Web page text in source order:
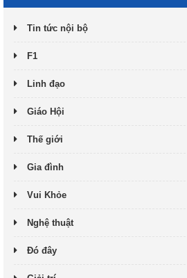
Tin tức nội bộ
F1
Linh đạo
Giáo Hội
Thế giới
Gia đình
Vui Khỏe
Nghệ thuật
Đó đây